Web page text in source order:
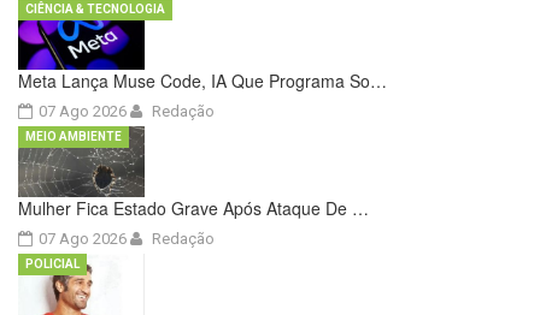
Meta Lança Muse Code, IA Que Programa So…
07 Ago 2026
CIÊNCIA & TECNOLOGIA
Redação
Mulher Fica Estado Grave Após Ataque De …
07 Ago 2026
MEIO AMBIENTE
Redação
POLICIAL